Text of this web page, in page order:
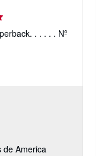
. . . . . Nº
de America